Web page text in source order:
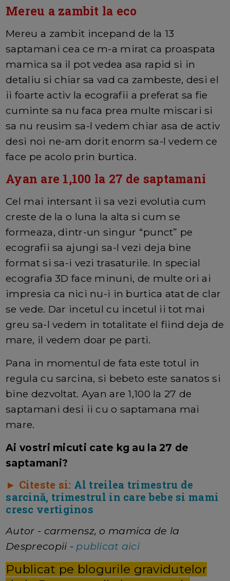
Mereu a zambit la eco
Mereu a zambit incepand de la 13
saptamani cea ce m-a mirat ca proaspata
mamica sa il pot vedea asa rapid si in
detaliu si chiar sa vad ca zambeste, desi el
ii foarte activ la ecografii a preferat sa fie
cuminte sa nu faca prea multe miscari si
sa nu reusim sa-l vedem chiar asa de activ
desi noi ne-am dorit enorm sa-l vedem ce
face pe acolo prin burtica.
Ayan are 1,100 la 27 de saptamani
Cel mai intersant ii sa vezi evolutia cum
creste de la o luna la alta si cum se
formeaza, dintr-un singur “punct” pe
ecografii sa ajungi sa-l vezi deja bine
format si sa-i vezi trasaturile. In special
ecografia 3D face minuni, de multe ori ai
impresia ca nici nu-i in burtica atat de clar
se vede. Dar incetul cu incetul ii tot mai
greu sa-l vedem in totalitate el fiind deja de
mare, il vedem doar pe parti.
Pana in momentul de fata este totul in
regula cu sarcina, si bebeto este sanatos si
bine dezvoltat. Ayan are 1,100 la 27 de
saptamani desi ii cu o saptamana mai
mare.
Ai vostri micuti cate kg au la 27 de
saptamani?
► Citeste si: Al treilea trimestru de
sarcină, trimestrul in care bebe si mami
cresc vertiginos
Autor - carmensz, o mamica de la
Desprecopii - publicat aici
Publicat pe blogurile gravidutelor